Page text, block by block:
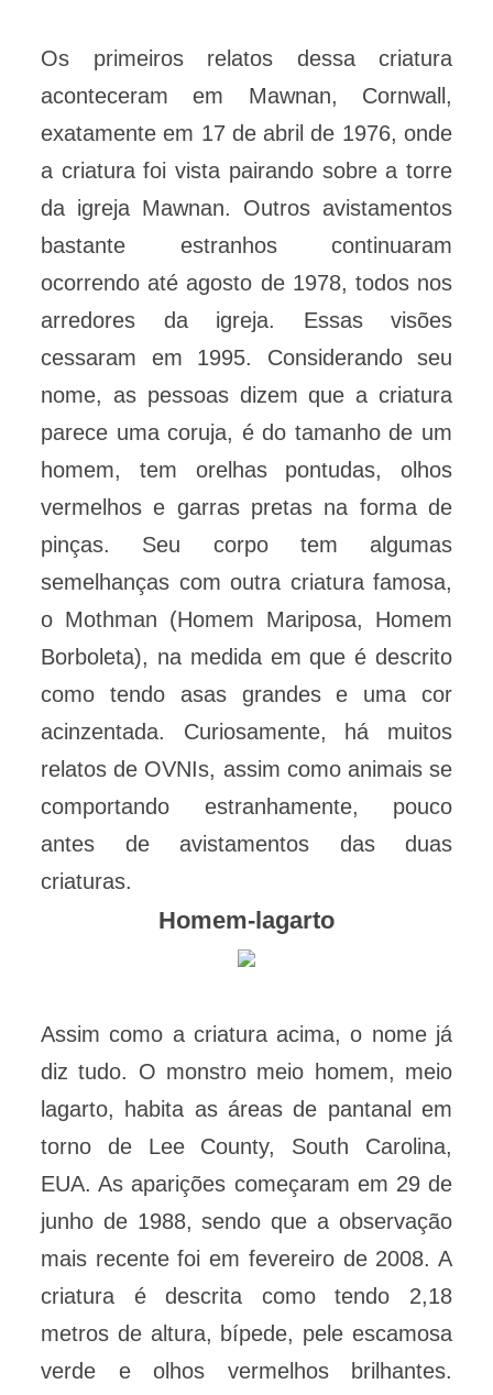
Os primeiros relatos dessa criatura
aconteceram em Mawnan, Cornwall,
exatamente em 17 de abril de 1976, onde
a criatura foi vista pairando sobre a torre
da igreja Mawnan. Outros avistamentos
bastante estranhos continuaram
ocorrendo até agosto de 1978, todos nos
arredores da igreja. Essas visões
cessaram em 1995. Considerando seu
nome, as pessoas dizem que a criatura
parece uma coruja, é do tamanho de um
homem, tem orelhas pontudas, olhos
vermelhos e garras pretas na forma de
pinças. Seu corpo tem algumas
semelhanças com outra criatura famosa,
o Mothman (Homem Mariposa, Homem
Borboleta), na medida em que é descrito
como tendo asas grandes e uma cor
acinzentada. Curiosamente, há muitos
relatos de OVNIs, assim como animais se
comportando estranhamente, pouco
antes de avistamentos das duas
criaturas.
Homem-lagarto
Assim como a criatura acima, o nome já
diz tudo. O monstro meio homem, meio
lagarto, habita as áreas de pantanal em
torno de Lee County, South Carolina,
EUA. As aparições começaram em 29 de
junho de 1988, sendo que a observação
mais recente foi em fevereiro de 2008. A
criatura é descrita como tendo 2,18
metros de altura, bípede, pele escamosa
verde e olhos vermelhos brilhantes.